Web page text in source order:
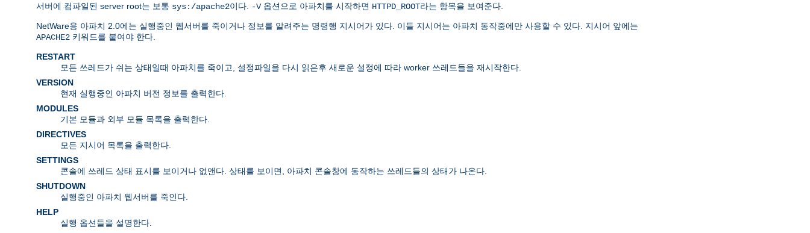
서버에 컴파일된 server root는 보통 sys:/apache2이다. -V옵션으로 아파치를 시작하면 HTTPD_ROOT라는 항목을 보여준다.
NetWare용 아파치 2.0에는 실행중인 웹서버를 죽이거나 정보를 알려주는 명령행 지시어가 있다. 이들 지시어는 아파치 동작중에만 사용할 수 있다. 지시어 앞에는
APACHE2 키워드를 붙여야 한다.
RESTART
모든 쓰레드가 쉬는 상태일때 아파치를 죽이고, 설정파일을 다시 읽은후 새로운 설정에 따라 worker 쓰레드들을 재시작한다.
VERSION
현재 실행중인 아파치 버전 정보를 출력한다.
MODULES
기본 모듈과 외부 모듈 목록을 출력한다.
DIRECTIVES
모든 지시어 목록을 출력한다.
SETTINGS
콘솔에 쓰레드 상태 표시를 보이거나 없앤다. 상태를 보이면, 아파치 콘솔창에 동작하는 쓰레드들의 상태가 나온다.
SHUTDOWN
실행중인 아파치 웹서버를 죽인다.
HELP
실행 옵션들을 설명한다.